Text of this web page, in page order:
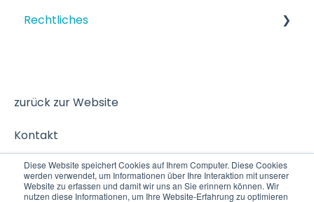
Diese Website speichert Cookies auf Ihrem Computer. Diese Cookies
werden verwendet, um Informationen über Ihre Interaktion mit unserer
Website zu erfassen und damit wir uns an Sie erinnern können. Wir
nutzen diese Informationen, um Ihre Website-Erfahrung zu optimieren
Strukturiertes Szenario
Rechtliches
zurück zur Website
Kontakt